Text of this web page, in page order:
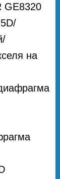
GE8320
на